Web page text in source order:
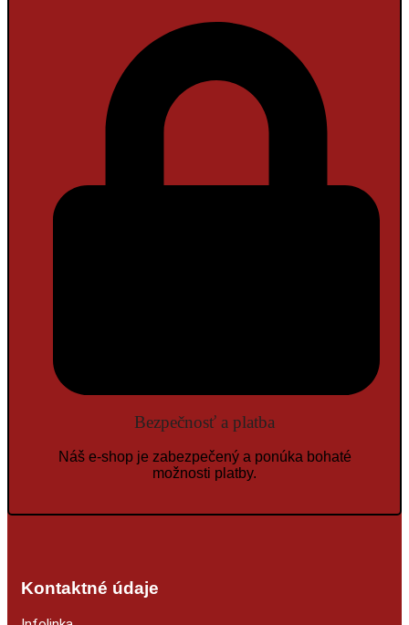
Bezpečnosť a platba
Náš e-shop je zabezpečený a ponúka bohaté
možnosti platby.
Kontaktné údaje